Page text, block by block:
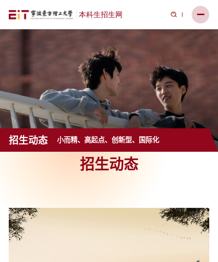
招生动态 小而精、高起点、创新型、国际化
招生动态